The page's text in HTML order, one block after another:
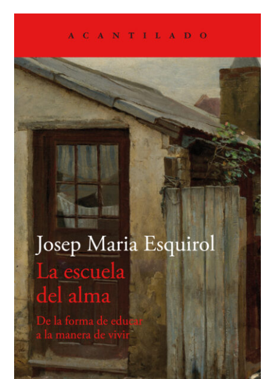
LA EDITORIAL
menú
hijo
CONTACTO
MI CUENTA
BUSCAR
LISTA DE LIBROS